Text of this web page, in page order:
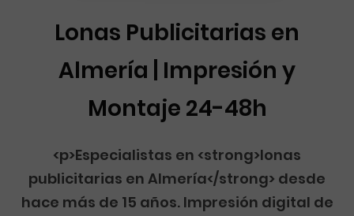
Lonas Publicitarias en
Almería | Impresión y
Montaje 24-48h
<p>Especialistas en <strong>lonas
publicitarias en Almería</strong> desde
hace más de 15 años. Impresión digital de